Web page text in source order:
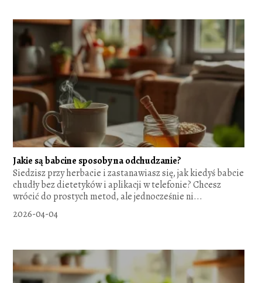
Jakie są babcine sposoby na odchudzanie?
Siedzisz przy herbacie i zastanawiasz się, jak kiedyś babcie
chudły bez dietetyków i aplikacji w telefonie? Chcesz
wrócić do prostych metod, ale jednocześnie ni...
2026-04-04